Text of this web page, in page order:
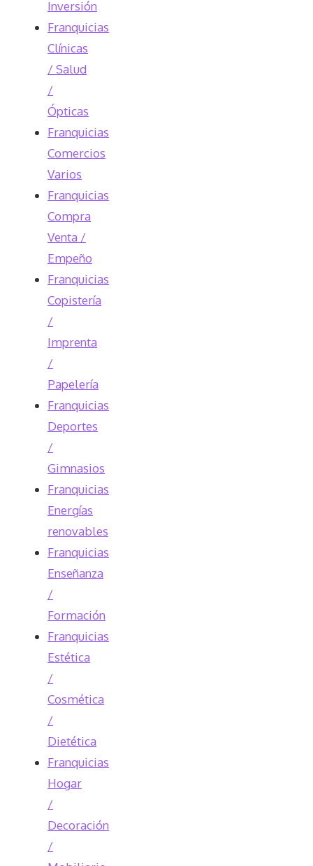
Inversión
Franquicias
Clínicas
/ Salud
/
Ópticas
Franquicias
Comercios
Varios
Franquicias
Compra
Venta /
Empeño
Franquicias
Copistería
/
Imprenta
/
Papelería
Franquicias
Deportes
/
Gimnasios
Franquicias
Energías
renovables
Franquicias
Enseñanza
/
Formación
Franquicias
Estética
/
Cosmética
/
Dietética
Franquicias
Hogar
/
Decoración
/